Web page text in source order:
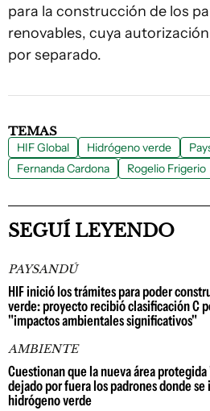
para la construcción de los
renovables, cuya
por separado.
TEMAS
HIF Global Hidrógeno verde
Fernanda Cardona
Rogelio Frigerio
SEGUÍ LEYENDO
PAYSANDÚ
HIF inició los trámites para poder
verde: proyecto recibió clasificación C
"impactos ambientales significativos"
AMBIENTE
Cuestionan que la nueva área
dejado por fuera los padrones donde
hidrógeno verde